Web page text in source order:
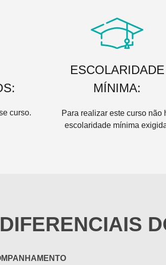
curso.
ESCOLARIDADE
MÍNIMA:
Para realizar este curso não
escolaridade mínima
DIFERENCIAIS